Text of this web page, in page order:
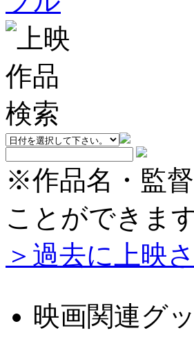
※作品名・監
ことができます
＞過去に上映
映画関連グ